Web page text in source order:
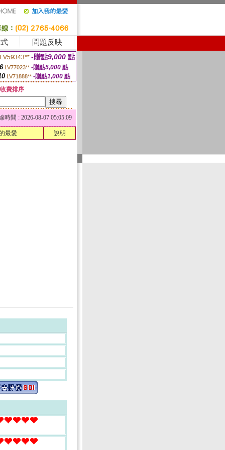
問題反映
LV59343** -贈點9,000 點
LV77023** -贈點5,000點
LV71888** -贈點1,000 點
費排序
時間 : 2026-08-07 05:05:09
最愛 說明